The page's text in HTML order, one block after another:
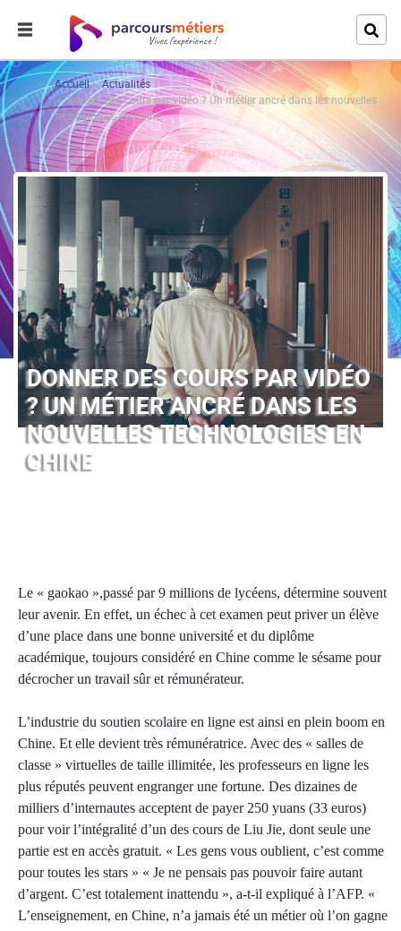
Accueil
Actualités
Donner des cours par vidéo ? Un métier ancré dans les nouvelles
technologies en Chine
DONNER DES COURS PAR VIDÉO
? UN MÉTIER ANCRÉ DANS LES
NOUVELLES TECHNOLOGIES EN
CHINE
Le « gaokao »,passé par 9 millions de lycéens, détermine souvent
leur avenir. En effet, un échec à cet examen peut priver un élève
d’une place dans une bonne université et du diplôme
académique, toujours considéré en Chine comme le sésame pour
décrocher un travail sûr et rémunérateur.
L’industrie du soutien scolaire en ligne est ainsi en plein boom en
Chine. Et elle devient très rémunératrice. Avec des « salles de
classe » virtuelles de taille illimitée, les professeurs en ligne les
plus réputés peuvent engranger une fortune. Des dizaines de
milliers d’internautes acceptent de payer 250 yuans (33 euros)
pour voir l’intégralité d’un des cours de Liu Jie, dont seule une
partie est en accès gratuit. « Les gens vous oublient, c’est comme
pour toutes les stars » « Je ne pensais pas pouvoir faire autant
d’argent. C’est totalement inattendu », a-t-il expliqué à l’AFP. «
L’enseignement, en Chine, n’a jamais été un métier où l’on gagne